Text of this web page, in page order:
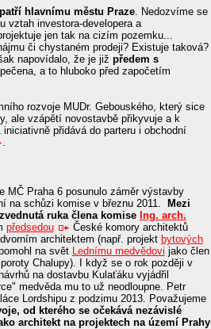
patří hlavnímu městu Praze. Nedozvíme se
vztah investora-developera a
jen tak na cizím pozemku...
či chystaném prodeji? Existuje taková?
napovídalo, že je již předem s
a to hluboko před započetím
rozvoje MUDr. Gebouského, který sice
ale vzápětí novostavbě přikyvuje a k
přidává do parteru i obchodní
MČ Praha 6 posunulo záměr výstavby
na schůzi komise v březnu 2011.
Mezi
ruka člena komise Ing. arch.
předsedou
České komory architektů
architektem (např. projekt bytových
na svět Lednímu medvědovi jako člen
Chalupy). I když se o rok později v
na dostavbu Kulaťáku vyjádřil
medvěda mu to už neodloupne. Petr
Lordshipu z podzimu 2013. Považujeme
od kterého se očekává nezávislé
architekt na projektech na území Prahy